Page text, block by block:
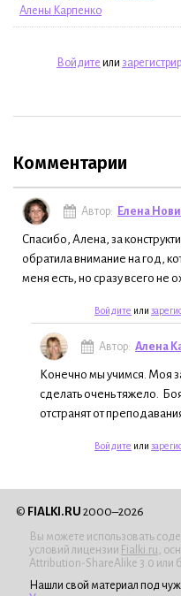
Алены Карпенко
Войдите или
Комментарии
Автор: Елена
Спасибо, Алена, за
обратила внимание на год,
меня есть, но сразу всего не
Войдите или
Автор: Алена
Конечно мы учимся. Моя
сделать очень тяжело.
отстранят от
Войдите или
© FIALKI.RU 2000–2026
Вы можете использовать
условий лицензии Fialki.ru,
Attribution-ShareAlike 3.0 или
Нашли свой материал под